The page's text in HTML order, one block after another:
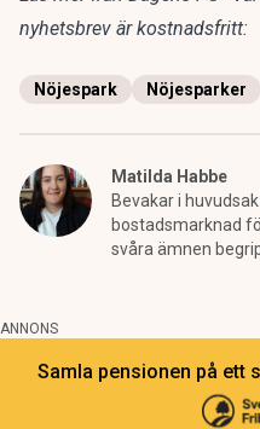
nyhetsbrev är kostnadsfritt:
Nöjespark Nöjesparker
Matilda Habbe
Bevakar i
bostadsmarknad
svåra ämnen
ANNONS
Samla pensionen på ett